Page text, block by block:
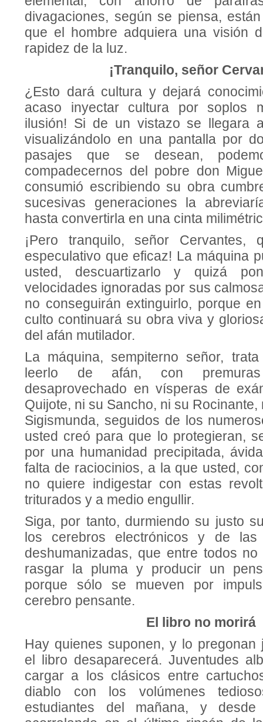
divagaciones, según se piensa,
que el hombre adquiera una vi­sión
rapidez de la luz.
¡Tranquilo, señor
¿Esto dará cultura y dejará
acaso inyectar cultura por soplos
ilusión! Si de un vistazo se llegara
visualizándolo en una pantalla por
pasajes que se desean,
compadecernos del pobre don
consumió escribiendo su obra
sucesivas generacio­nes la
hasta convertirla en una cinta
¡Pero tranquilo, señor
especulativo que eficaz! La máquina
usted, descuartizarlo y quizá
velocidades ignoradas por sus
no conseguirán extin­guirlo, porque
culto continuará su obra viva y
del afán mutilador.
La máquina, sempiterno señor,
leerlo de afán, con
desaprovechado en vísperas de
Quijote, ni su Sancho, ni su
Sigismunda, seguidos de los
usted creó para que lo protegieran,
por una humanidad precipitada,
falta de raciocinios, a la que usted,
no quiere indigestar con estas
triturados y a medio en­gullir.
Siga, por tanto, durmiendo su justo
los cerebros electrónicos y de las
deshumanizadas, que entre todos
rasgar la pluma y producir un
porque sólo se mueven por
cerebro pensante.
El libro no morirá
Hay quienes suponen, y lo pregonan
el libro desaparecerá. Juventudes
cargar a los clásicos entre
diablo con los volúmenes
estudiantes del mañana, y